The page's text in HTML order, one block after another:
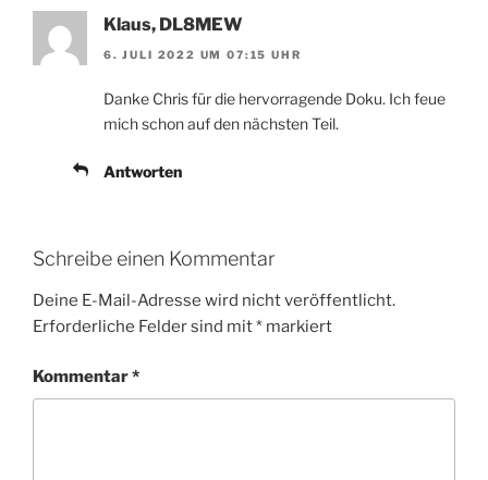
Klaus, DL8MEW
6. JULI 2022 UM 07:15 UHR
Danke Chris für die hervorragende Doku. Ich feue
mich schon auf den nächsten Teil.
Antworten
Schreibe einen Kommentar
Deine E-Mail-Adresse wird nicht veröffentlicht.
Erforderliche Felder sind mit* markiert
Kommentar*